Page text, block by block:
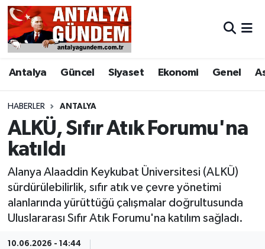
Antalya Güncel Siyaset Ekonomi Genel
HABERLER ANTALYA
ALKÜ, Sıfır Atık Forumu'na
katıldı
Alanya Alaaddin Keykubat Üniversitesi (ALKÜ)
sürdürülebilirlik, sıfır atık ve çevre yönetimi
alanlarında yürüttüğü çalışmalar doğrultusunda
Uluslararası Sıfır Atık Forumu'na katılım sağladı.
10.06.2026 - 14:44
Antalya
Asayiş
Bilim & Teknoloji
Bölge
EĞİTİM
Antalya Nöbetçi Eczaneler
Antalya Hava Durumu
Antalya Namaz Vakitleri
Antalya Trafik Yoğunluk Haritası
Süper Lig Puan Durumu ve Fikstür
Tüm Manşetler